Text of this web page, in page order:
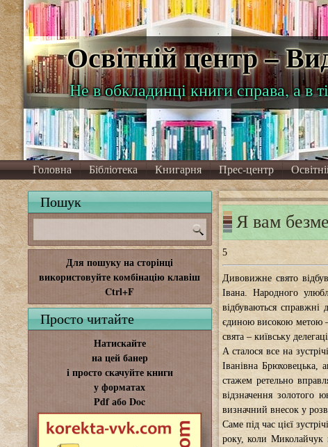
Освітній центр –
Не в обкладинці книги справа, а в
Головна Бібліотека Книгарня Прес-центр
Пошук
Для пошуку на сторінці
використовуйте комбінацію клавіш
Ctrl+F
Просто читайте
Натискайте
на цей банер
і просто скачуйте книги
у форматах
Pdf або Doc
Я вам
5
Дивовижне свято
Івана. Народного
відбуваються справжні
єдиною високою метою –
свята – київську
А сталося все на
Іванівна
стажем ретельно
відзначення золотого
визначний внесок у
Саме під час цієї
року, коли Миколайчук